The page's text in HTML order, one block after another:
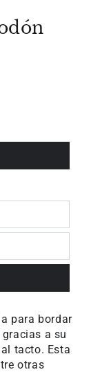
para bordar
a su
tacto. Esta
otras